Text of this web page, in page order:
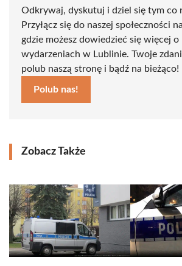
Odkrywaj, dyskutuj i dziel się tym co
Przyłącz się do naszej społeczności
gdzie możesz dowiedzieć się więcej
wydarzeniach w Lublinie. Twoje
polub naszą stronę i bądź na bieżąco!
Polub nas!
Zobacz Także